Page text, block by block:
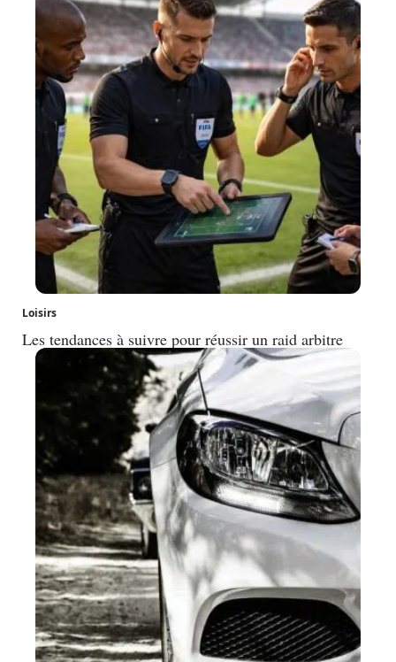
Loisirs
Les tendances à suivre pour réussir un raid arbitre